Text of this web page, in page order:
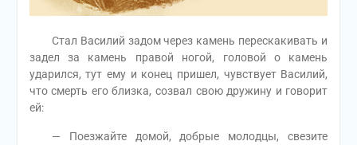
Стал Василий задом через камень перескакивать и
задел за камень правой ногой, головой о камень
ударился, тут ему и конец пришел, чувствует Василий,
что смерть его близка, созвал свою дружину и говорит
ей:
— Поезжайте домой, добрые молодцы, свезите